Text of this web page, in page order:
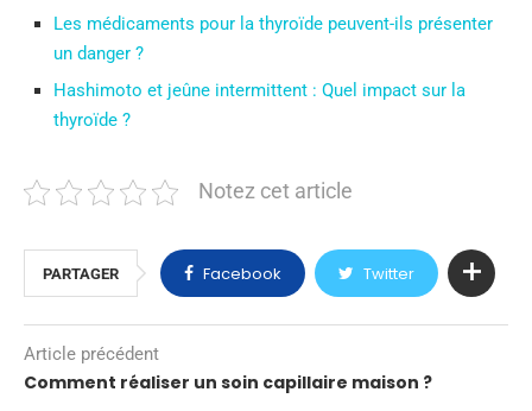
Les médicaments pour la thyroïde peuvent-ils présenter
un danger ?
Hashimoto et jeûne intermittent : Quel impact sur la
thyroïde ?
Notez cet article
PARTAGER Facebook Twitter
Article précédent
Comment réaliser un soin capillaire maison ?